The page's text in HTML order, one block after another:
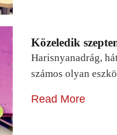
Közeledik
Harisnyanadrág,
számos olyan
Read More